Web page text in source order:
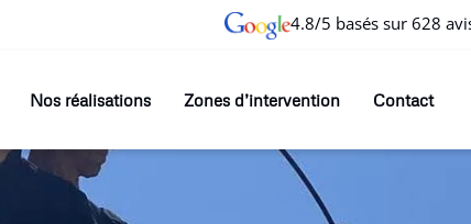
4.8/5 basés sur 628
Nos réalisations Zones d’intervention Contact